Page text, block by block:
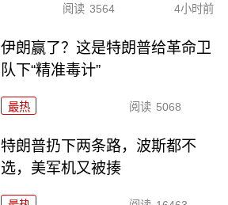
阅读 3564 4小时前
伊朗赢了？这是特朗普给革命卫
队下“精准毒计”
最热 阅读 5068
特朗普扔下两条路，波斯都不
选，美军机又被揍